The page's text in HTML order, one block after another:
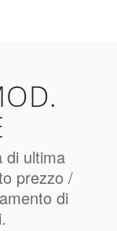
di ultima
prezzo /
di